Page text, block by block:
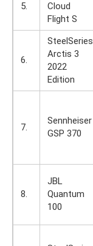
5.
Cloud
Flight S
6.
SteelSeries
Arctis 3
2022
Edition
7.
Sennheiser
GSP 370
8.
JBL
Quantum
100